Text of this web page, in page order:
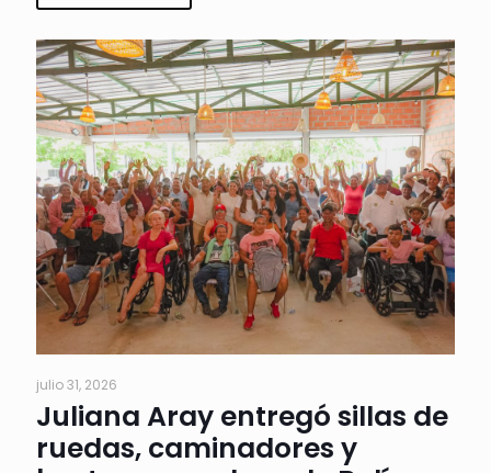
julio 31, 2026
Juliana Aray entregó sillas de
ruedas, caminadores y